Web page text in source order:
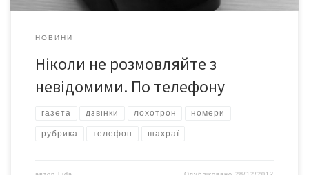
НОВИНИ
Ніколи не розмовляйте з
невідомими. По телефону
газета дзвінки лохотрон номери
рубрика телефон шахраї